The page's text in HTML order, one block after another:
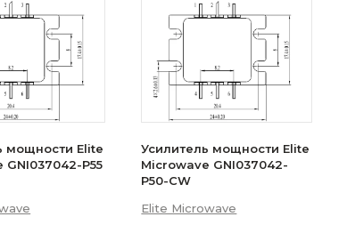
мощности Elite
GNI037042-P55
Усилитель мощности Elite
Microwave GNI037042-
P50-CW
Elite Microwave